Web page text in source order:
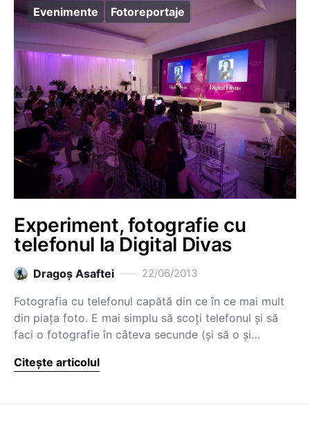
Evenimente Fotoreportaje
Experiment, fotografie cu
telefonul la Digital Divas
Dragoş Asaftei 22/06/2013
Fotografia cu telefonul capătă din ce în ce mai mult
din piața foto. E mai simplu să scoți telefonul și să
faci o fotografie în câteva secunde (și să o și…
Citește articolul